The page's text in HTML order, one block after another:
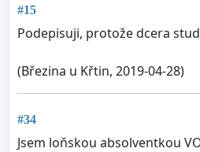
#15
Podepisuji, protože dcera
(Březina u Křtin, 2019-04-28)
#34
Jsem loňskou absolventkou